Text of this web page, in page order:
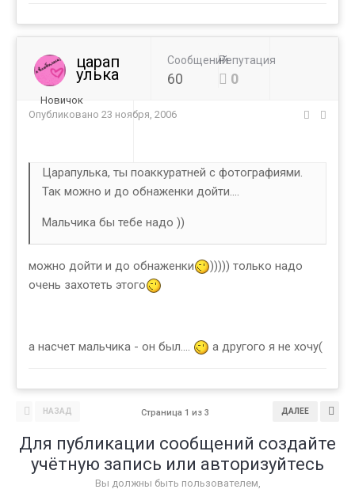
царап
улька
Новичок
Сообщений
60
Репутация
0
Опубликовано 23 ноября, 2006
Царапулька, ты поаккуратней с фотографиями.
Так можно и до обнаженки дойти....
Мальчика бы тебе надо ))
можно дойти и до обнаженки
))))) только надо
очень захотеть этого
а насчет мальчика - он был.... а другого я не хочу(
НАЗАД ДАЛЕЕ
Страница 1 из 3
Для публикации сообщений создайте
учётную запись или авторизуйтесь
Вы должны быть пользователем,